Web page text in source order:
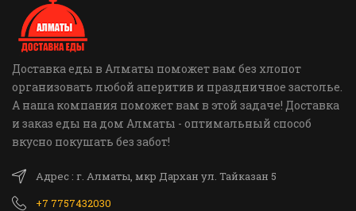
Доставка еды в Алматы поможет вам без хлопот
организовать любой аперитив и праздничное застолье.
А наша компания поможет вам в этой задаче! Доставка
и заказ еды на дом Алматы - оптимальный способ
вкусно покушать без забот!
Адрес : г. Алматы, мкр Дархан ул. Тайказан 5
+7 7757432030